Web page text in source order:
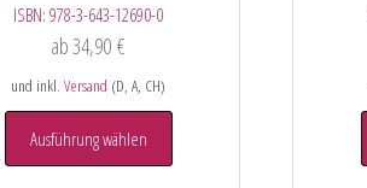
ISBN:978-3-643-12690-0
ab34,90€
und inkl.Versand (D, A, CH)
Ausführung wählen